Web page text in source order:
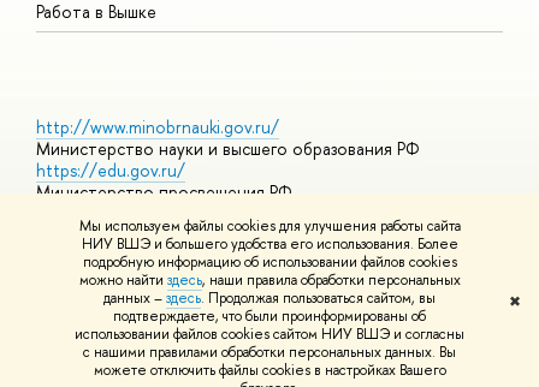
Мы используем файлы cookies для улучшения работы сайта
НИУ ВШЭ и большего удобства его использования. Более
подробную информацию об использовании файлов cookies
можно найти здесь, наши правила обработки персональных
данных –здесь. Продолжая пользоваться сайтом, вы
подтверждаете, что были проинформированы об
использовании файлов cookies сайтом НИУ ВШЭ и согласны
с нашими правилами обработки персональных данных. Вы
можете отключить файлы cookies в настройках Вашего
✖
Работа в Вышке
http://www.minobrnauki.gov.ru/
Министерство науки и высшего образования РФ
https://edu.gov.ru/
Министерство просвещения РФ
Массовые открытые онлайн-курсы
© НИУ ВШЭ 1993–2026 Адреса и контактыУсловия
использования материалов Политика конфиденциальности
Шрифты HSE Sans и HSE Slab разработаны вШколе дизайна НИУ